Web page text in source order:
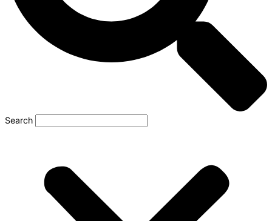
Search